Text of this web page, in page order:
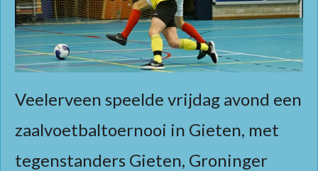
Veelerveen speelde vrijdag avond een
zaalvoetbaltoernooi in Gieten, met
tegenstanders Gieten, Groninger